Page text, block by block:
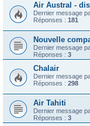
Air Austral -
Dernier message
Réponses : 181
Nouvelle
Dernier message
Réponses : 3
Chalair
Dernier message
Réponses : 298
Air Tahiti
Dernier message
Réponses : 3